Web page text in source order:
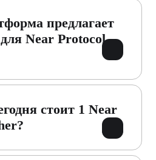
предлагает
Near Protocol →
стоит 1 Near